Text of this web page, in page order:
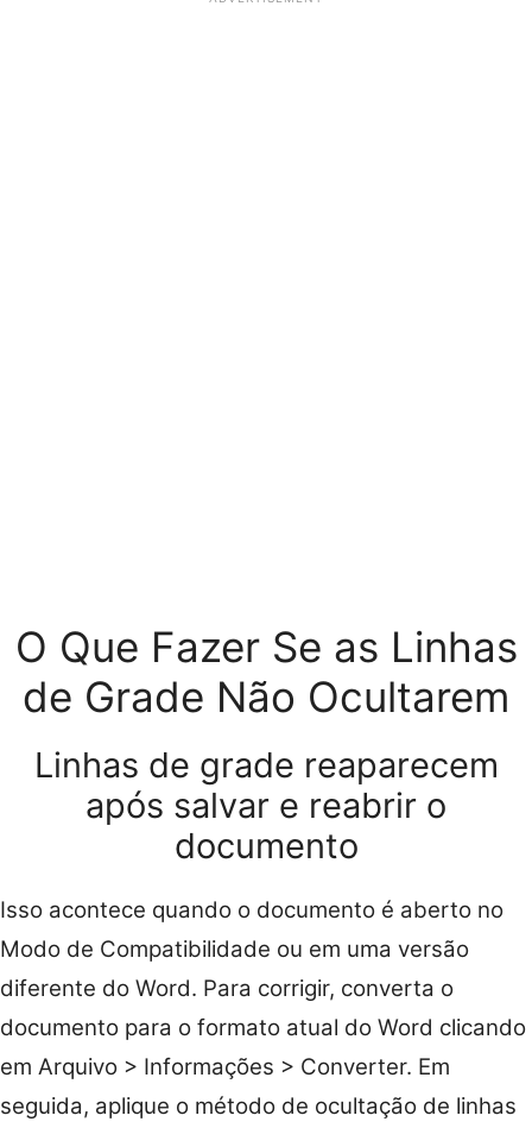
O Que Fazer Se as Linhas
de Grade Não Ocultarem
Linhas de grade reaparecem
após salvar e reabrir o
documento
Isso acontece quando o documento é aberto no
Modo de Compatibilidade ou em uma versão
diferente do Word. Para corrigir, converta o
documento para o formato atual do Word clicando
em Arquivo > Informações > Converter. Em
seguida, aplique o método de ocultação de linhas